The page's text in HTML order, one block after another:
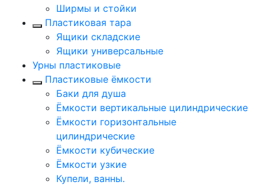
Ширмы и стойки
Пластиковая тара
Ящики складские
Ящики универсальные
Урны пластиковые
Пластиковые ёмкости
Баки для душа
Ёмкости вертикальные цилиндрические
Ёмкости горизонтальные
цилиндрические
Ёмкости кубические
Ёмкости узкие
Купели, ванны.